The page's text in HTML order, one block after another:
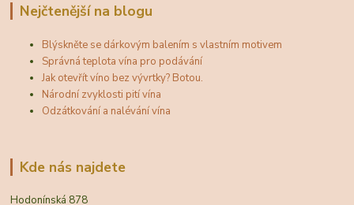
Nejčtenější na blogu
Blýskněte se dárkovým balením s vlastním motivem
Správná teplota vína pro podávání
Jak otevřít víno bez vývrtky? Botou.
Národní zvyklosti pití vína
Odzátkování a nalévání vína
Kde nás najdete
Hodonínská 878